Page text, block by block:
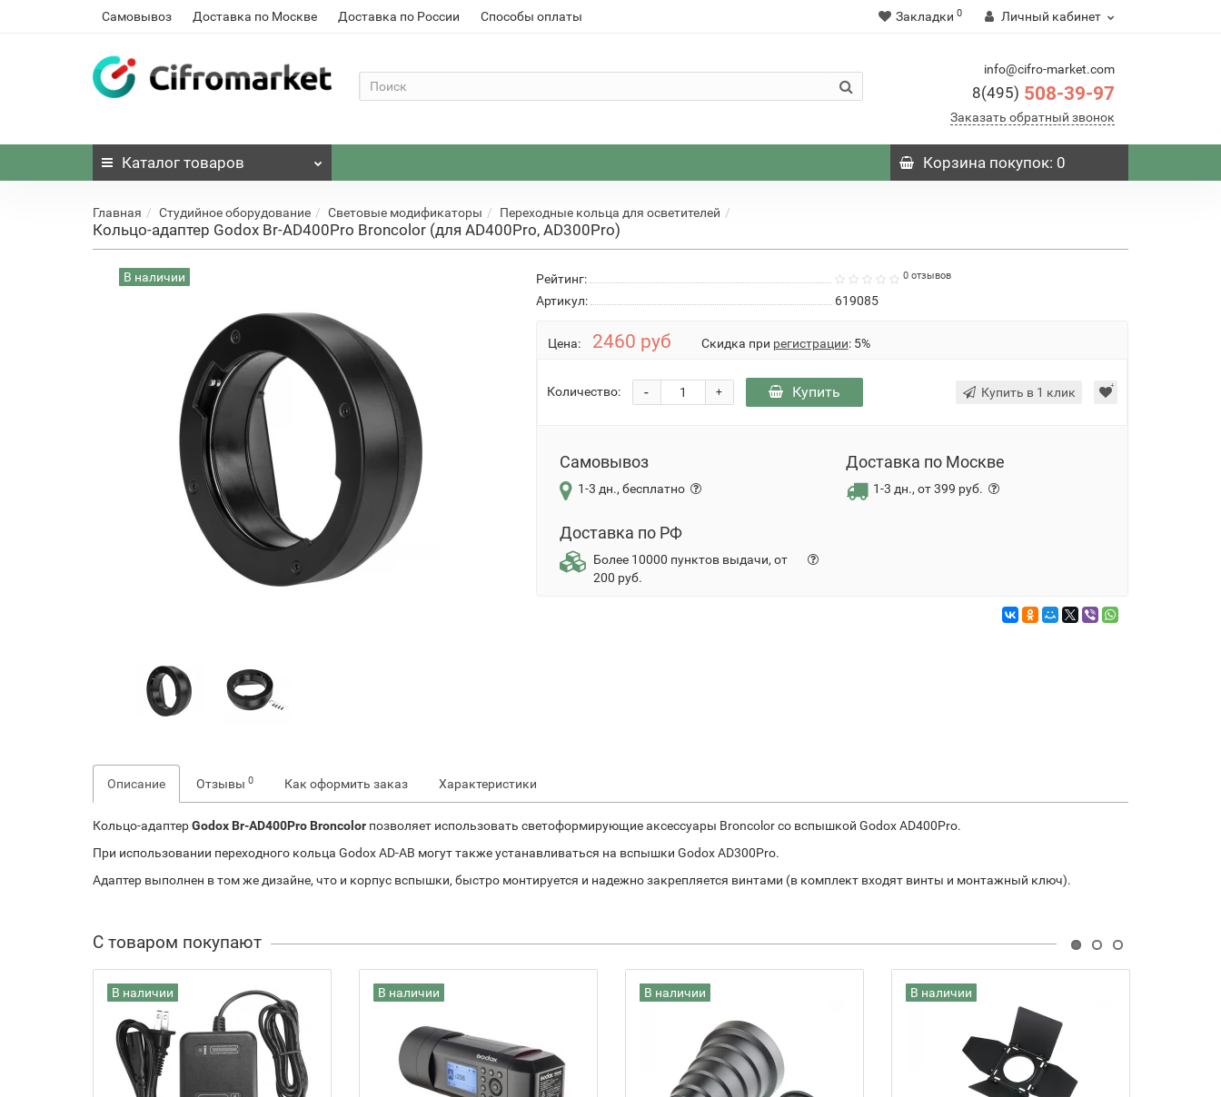
Самовывоз Доставка по Москве Доставка по России Способы оплаты Закладки 0 Личный кабинет
info@cifro-market.com
8(495) 508-39-97
Заказать обратный звонок
Каталог товаров Корзинапокупок: 0
Главная Студийное оборудование Световые модификаторы Переходные кольца для осветителей
Кольцо-адаптер Godox Br-AD400Pro Broncolor (для AD400Pro, AD300Pro)
В наличии Рейтинг: 0 отзывов
Артикул: 619085
Цена: 2460 руб Скидка при регистрации: 5%
Количество: +
- Купить Купить в 1 клик
Самовывоз
1-3 дн., бесплатно
Доставка по Москве
1-3 дн., от 399 руб.
Доставка по РФ
Более 10000 пунктов выдачи, от
200 руб.
Описание Отзывы 0 Как оформить заказ Характеристики
Кольцо-адаптерGodox Br-AD400Pro Broncolor позволяет использовать светоформирующие аксессуары Broncolor со вспышкой Godox AD400Pro.
При использовании переходного кольца Godox AD-AB могут также устанавливаться на вспышки Godox AD300Pro.
Адаптер выполнен в том же дизайне, что и корпус вспышки, быстро монтируется и надежно закрепляется винтами (в комплект входят винты и монтажный ключ).
С товаром покупают
В наличии В наличии В наличии В наличии